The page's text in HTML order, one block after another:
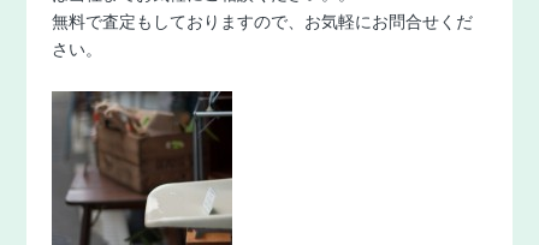
無料で査定もしておりますので、お気軽にお問合せくだ
さい。